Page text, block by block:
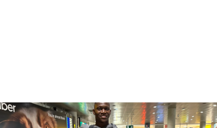
Aliou Dieng en Valencia
Llega desde el Pla del Real